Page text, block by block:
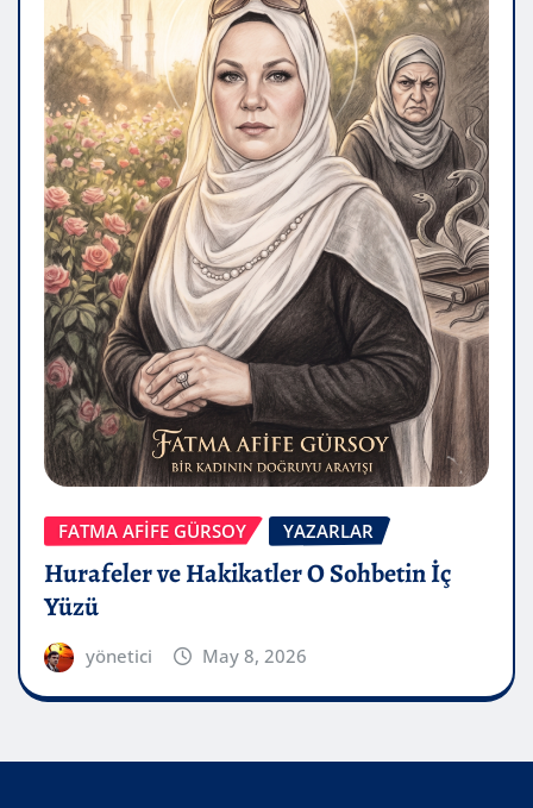
FATMA AFİFE GÜRSOY YAZARLAR
Hurafeler ve Hakikatler O Sohbetin İç
Yüzü
yönetici May 8, 2026